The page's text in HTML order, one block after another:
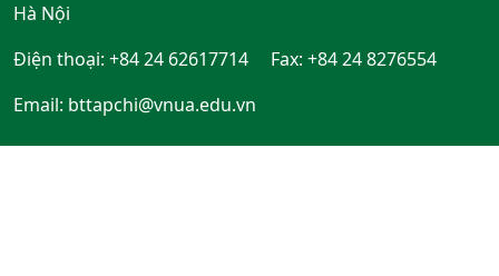
Hà Nội
Điện thoại: +84 24 62617714 Fax: +84 24 8276554
Email: bttapchi@vnua.edu.vn